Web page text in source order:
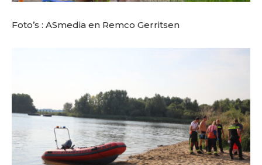
Foto’s : ASmedia en Remco Gerritsen